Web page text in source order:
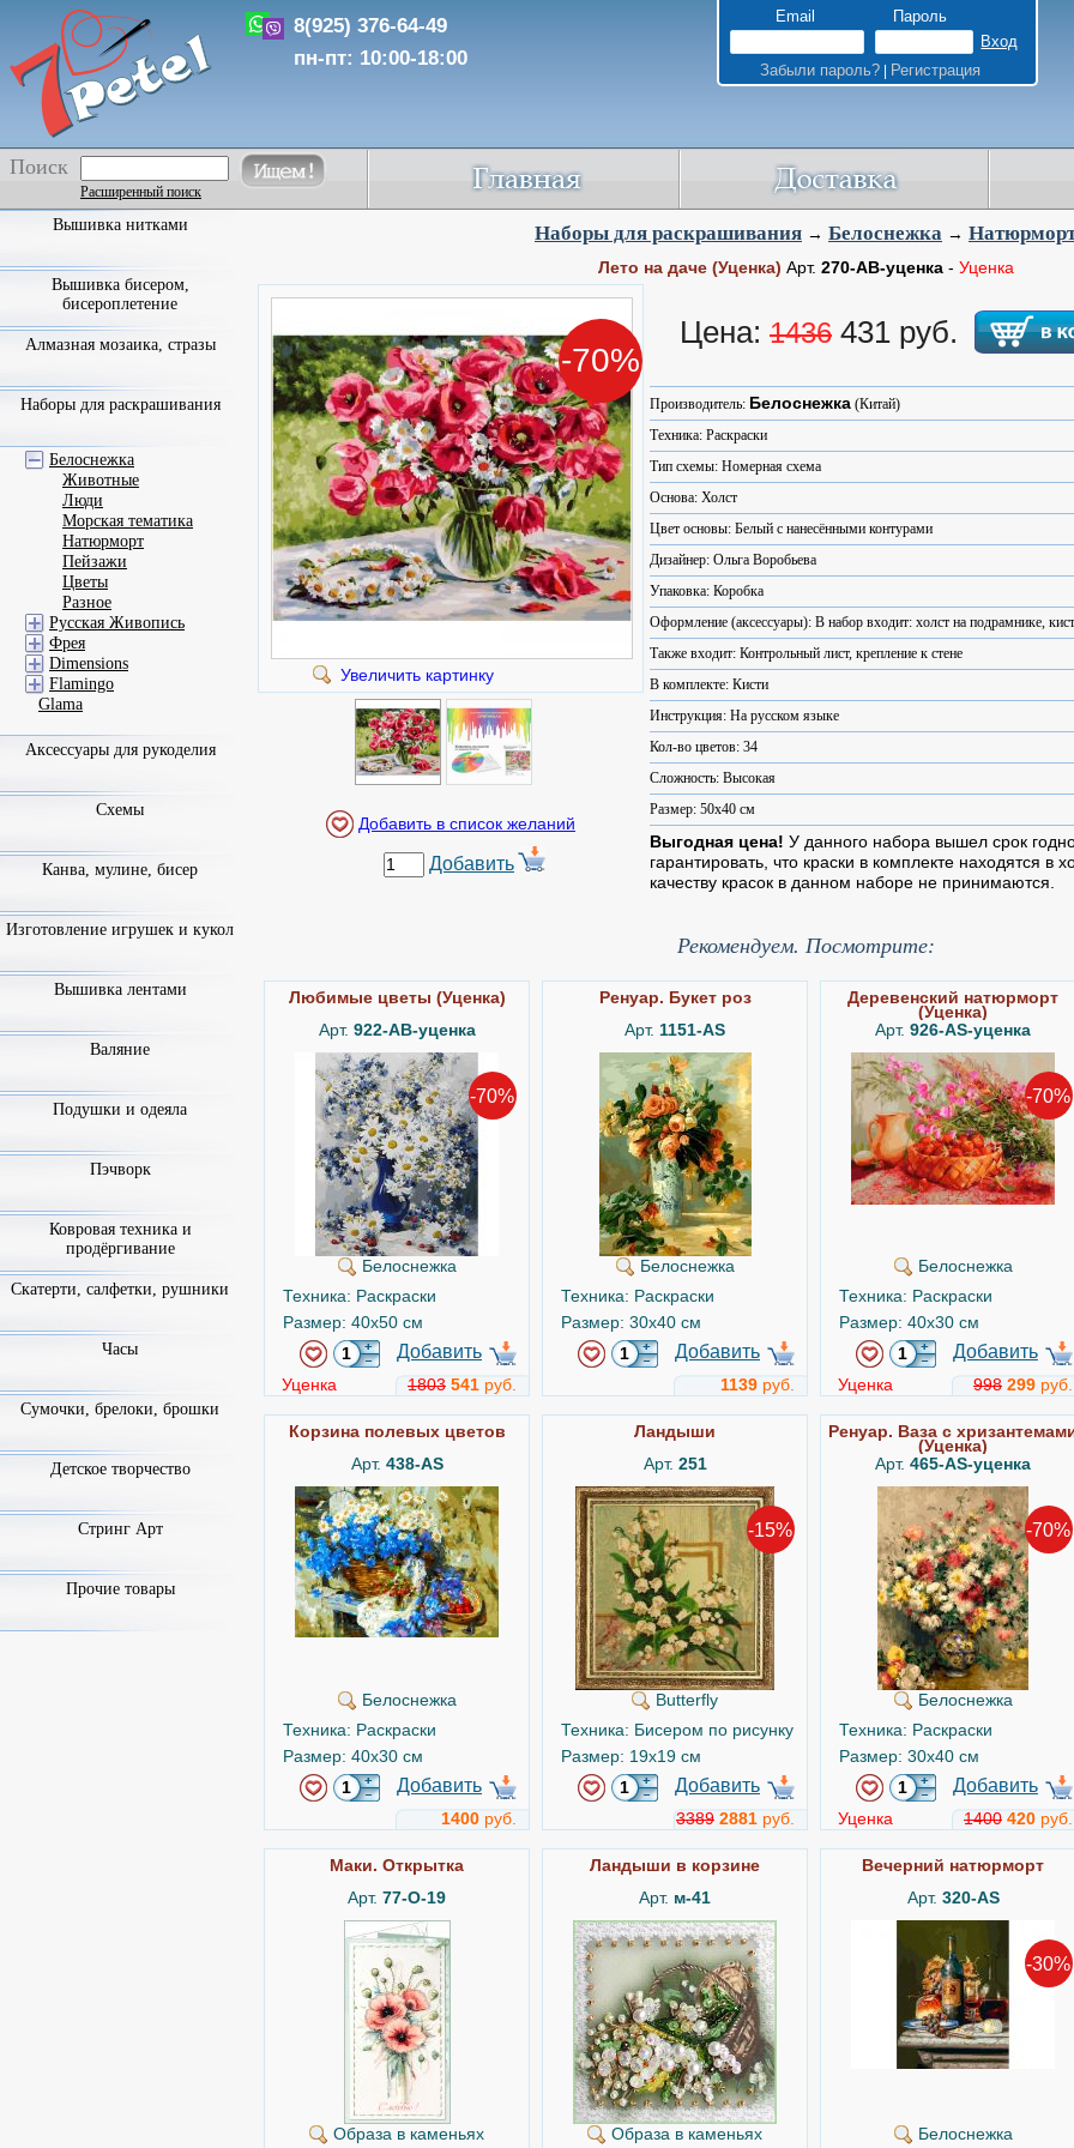
8(925) 376-64-49
пн-пт: 10:00-18:00
Email Пароль
Забыли пароль?| Регистрация
Поиск
Расширенный поиск
Наборы для раскрашивания → Белоснежка →
Лето на даче (Уценка) Арт. 270-AB-уценка- Уценка
-70%
Увеличить картинку
Добавить
Цена: 1436 431 руб.
Производитель: Белоснежка (Китай)
Техника: Раскраски
Тип схемы: Номерная схема
Основа: Холст
Цвет основы: Белый с нанесёнными контурами
Дизайнер: Ольга Воробьева
Упаковка: Коробка
Оформление (аксессуары): В набор входит: холст на подрамнике,
Также входит: Контрольный лист, крепление к стене
В комплекте: Кисти
Инструкция: На русском языке
Кол-во цветов: 34
Сложность: Высокая
Размер: 50x40 см
Выгодная цена! У данного набора вышел срок
гарантировать, что краски в комплекте находятся
качеству красок в данном наборе не принимаются.
Рекомендуем. Посмотрите:
Любимые цветы (Уценка)
Арт. 922-AB-уценка
-70%
Белоснежка
Техника: Раскраски
Размер: 40x50 см
Добавить
Уценка 1803 541 руб.
Ренуар. Букет роз
Арт. 1151-AS
Белоснежка
Техника: Раскраски
Размер: 30x40 см
Добавить
1139 руб.
Деревенский натюрморт
(Уценка)
Арт. 926-AS-уценка
-70%
Белоснежка
Техника: Раскраски
Размер: 40x30 см
Добавить
Уценка 998 299 руб.
Корзина полевых цветов
Арт. 438-AS
Белоснежка
Техника: Раскраски
Размер: 40x30 см
Добавить
1400 руб.
Ландыши
Арт. 251
-15%
Butterfly
Техника: Бисером по рисунку
Размер: 19x19 см
Добавить
3389 2881 руб.
Ренуар. Ваза с
(Уценка)
Арт. 465-AS-уценка
-70%
Белоснежка
Техника: Раскраски
Размер: 30x40 см
Добавить
Уценка 1400 420 руб.
Маки. Открытка
Арт. 77-О-19
Образа в каменьях
Ландыши в корзине
Арт. м-41
Образа в каменьях
Вечерний натюрморт
Арт. 320-AS
-30%
Белоснежка
Вышивка нитками
Вышивка бисером,
бисероплетение
Алмазная мозаика, стразы
Наборы для раскрашивания
Белоснежка
Животные
Люди
Морская тематика
Натюрморт
Пейзажи
Цветы
Разное
Русская Живопись
Фрея
Dimensions
Flamingo
Glama
Аксессуары для рукоделия
Схемы
Канва, мулине, бисер
Изготовление игрушек и кукол
Вышивка лентами
Валяние
Подушки и одеяла
Пэчворк
Ковровая техника и
продёргивание
Скатерти, салфетки, рушники
Часы
Сумочки, брелоки, брошки
Детское творчество
Стринг Арт
Прочие товары